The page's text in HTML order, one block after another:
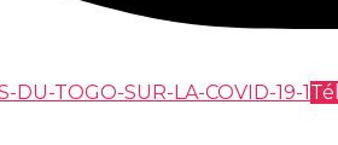
DU-TOGO-SUR-LA-COVID-19-1